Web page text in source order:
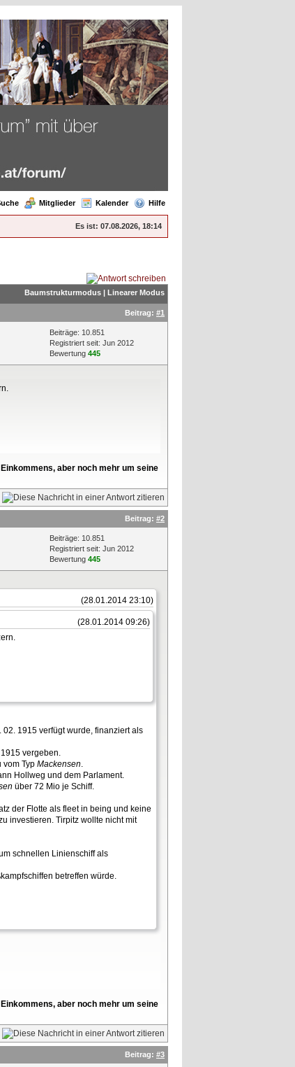
Mitglieder Kalender Hilfe
Es ist: 07.08.2026, 18:14
Baumstrukturmodus | Linearer Modus
Beitrag: #1
Beiträge: 10.851
Registriert seit: Jun 2012
Bewertung 445
aber noch mehr um seine
Beitrag: #2
Beiträge: 10.851
Registriert seit: Jun 2012
Bewertung 445
(28.01.2014 23:10)
(28.01.2014 09:26)
02. 1915 verfügt wurde, finanziert als
vergeben.
vom Typ Mackensen
Hollweg und dem Parlament.
über 72 Mio je Schiff.
der Flotte als fleet in being und keine
investieren. Tirpitz wollte nicht mit
schnellen Linienschiff als
betreffen würde.
aber noch mehr um seine
Beitrag: #3